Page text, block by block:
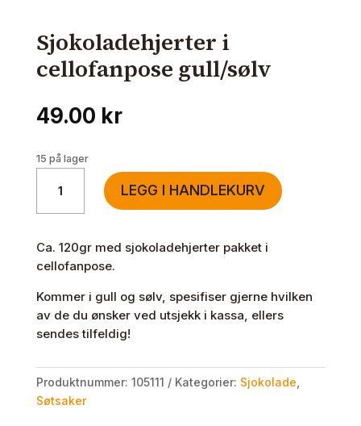
Sjokoladehjerter i
cellofanpose gull/sølv
49.00 kr
15 på lager
Sjokoladehjerter
cellofanpose
antall
LEGG I HANDLEKURV
Ca. 120gr med sjokoladehjerter pakket i
cellofanpose.
Kommer i gull og sølv, spesifiser gjerne hvilken
av de du ønsker ved utsjekk i kassa, ellers
sendes tilfeldig!
Produktnummer: 105111 Kategorier: Sjokolade
Søtsaker